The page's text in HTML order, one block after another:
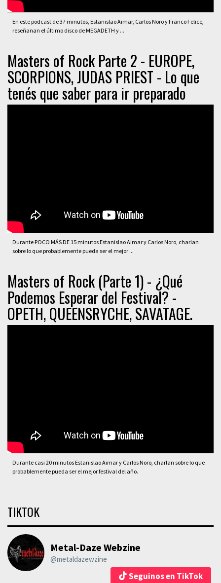
En este podcast de 37 minutos, Estanislao Aimar, Carlos Noro y Franco Felice,
reseñanan el último disco de MEGADETH y ...
Masters of Rock Parte 2 - EUROPE,
SCORPIONS, JUDAS PRIEST - Lo que
tenés que saber para ir preparado
Durante POCO MÁS DE 15 minutos Estanislao Aimar y Carlos Noro, charlan
sobre lo que probablemente pueda ser el mejor ...
Masters of Rock (Parte 1) - ¿Qué
Podemos Esperar del Festival? -
OPETH, QUEENSRYCHE, SAVATAGE.
Durante casi 20 minutos Estanislao Aimar y Carlos Noro, charlan sobre lo que
probablemente pueda ser el mejor festival del año.
TIKTOK
Metal-Daze Webzine
@metaldazewzine
Seguinos en TikTok